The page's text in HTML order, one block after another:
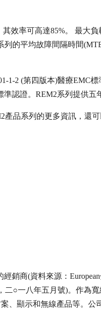
效率可高達85%。 最大負
列的平均故障間隔時間
1-2 (第四版本)醫療EMC標
認證。REM2系列提供五
產品系列的更多資訊，還
經銷商(資料來源：
二○一八年五月號)。作為
、顯示和無線產品等。公